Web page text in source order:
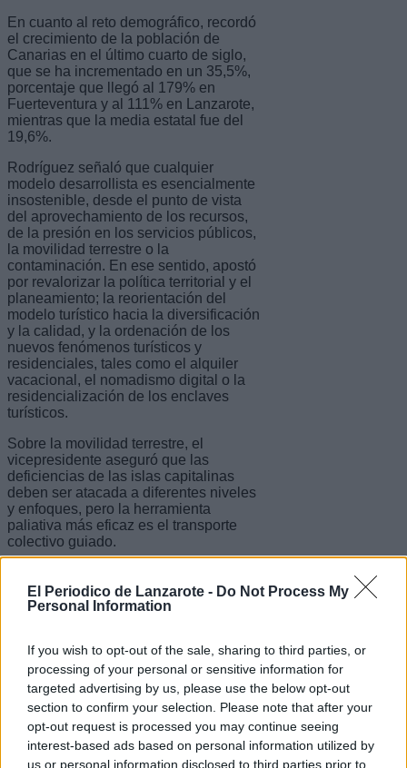
El Periodico de Lanzarote - Do Not Process My
Personal Information
If you wish to opt-out of the sale, sharing to third parties, or
processing of your personal or sensitive information for
targeted advertising by us, please use the below opt-out
section to confirm your selection. Please note that after your
opt-out request is processed you may continue seeing
interest-based ads based on personal information utilized by
us or personal information disclosed to third parties prior to
En cuanto al reto demográfico, recordó
el crecimiento de la población de
Canarias en el último cuarto de siglo,
que se ha incrementado en un 35,5%,
porcentaje que llegó al 179% en
Fuerteventura y al 111% en Lanzarote,
mientras que la media estatal fue del
19,6%.
Rodríguez señaló que cualquier
modelo desarrollista es esencialmente
insostenible, desde el punto de vista
del aprovechamiento de los recursos,
de la presión en los servicios públicos,
la movilidad terrestre o la
contaminación. En ese sentido, apostó
por revalorizar la política territorial y el
planeamiento; la reorientación del
modelo turístico hacia la diversificación
y la calidad, y la ordenación de los
nuevos fenómenos turísticos y
residenciales, tales como el alquiler
vacacional, el nomadismo digital o la
residencialización de los enclaves
turísticos.
Sobre la movilidad terrestre, el
vicepresidente aseguró que las
deficiencias de las islas capitalinas
deben ser atacada a diferentes niveles
y enfoques, pero la herramienta
paliativa más eficaz es el transporte
colectivo guiado.
Agendas a tres niveles
intervención los asuntos pendientes
que tiene Canarias, a resolver en tres
ámbitos de decisión diferentes:
europeo, español y canario.
A nivel europeo, se refirió a la
necesidad de mantener la intensidad
de los fondos ordinarios y